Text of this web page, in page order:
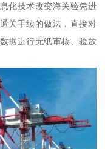
化技术改变海关验凭进
关手续的做法，直接对
据进行无纸审核、验放